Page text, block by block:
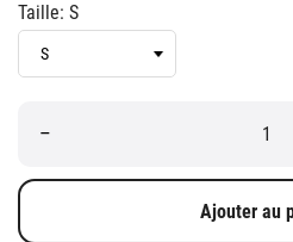
Taille: S
–
Ajouter au